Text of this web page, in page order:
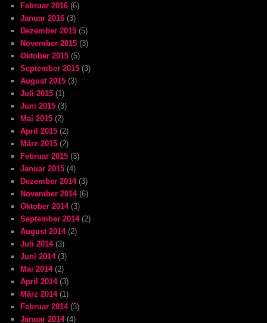
Februar 2016 (6)
Januar 2016 (3)
Dezember 2015 (5)
November 2015 (3)
Oktober 2015 (5)
September 2015 (3)
August 2015 (3)
Juli 2015 (1)
Juni 2015 (3)
Mai 2015 (2)
April 2015 (2)
März 2015 (2)
Februar 2015 (3)
Januar 2015 (4)
Dezember 2014(3)
November 2014(6)
Oktober 2014(3)
September 2014(2)
August 2014(2)
Juli 2014(3)
Juni 2014(3)
Mai 2014(2)
April 2014(3)
März 2014(1)
Februar 2014(3)
Januar 2014(4)